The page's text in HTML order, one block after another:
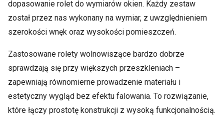
dopasowanie rolet do wymiarów okien. Każdy zestaw
został przez nas wykonany na wymiar, z uwzględnieniem
szerokości wnęk oraz wysokości pomieszczeń.
Zastosowane rolety wolnowiszące bardzo dobrze
sprawdzają się przy większych przeszkleniach –
zapewniają równomierne prowadzenie materiału i
estetyczny wygląd bez efektu falowania. To rozwiązanie,
które łączy prostotę konstrukcji z wysoką funkcjonalnością.